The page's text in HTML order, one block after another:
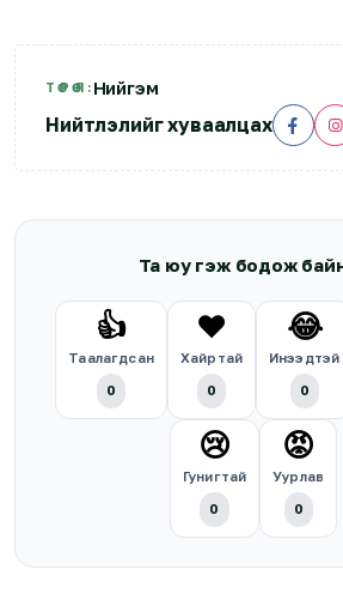
ТӨРӨЛ: Нийгэм
Нийтлэлийг хуваалцах
Та юу гэж бодож
👍
Таалагдсан
0
❤️
Хайртай
0
😂
Инээдтэй
0
😢
Гунигтай
0
😡
Уурлав
0